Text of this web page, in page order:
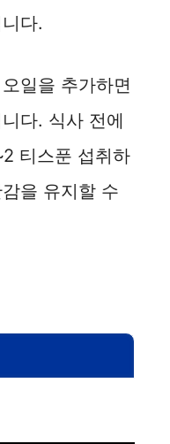
다.
일을 추가하면
다. 식사 전에
티스푼 섭취하
을 유지할 수